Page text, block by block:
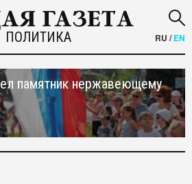
ПОЛИТИКА RU /EN
памятник нержавеющему